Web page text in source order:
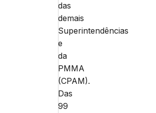
das
demais
Superintendências
e
da
PMMA
(CPAM).
Das
99